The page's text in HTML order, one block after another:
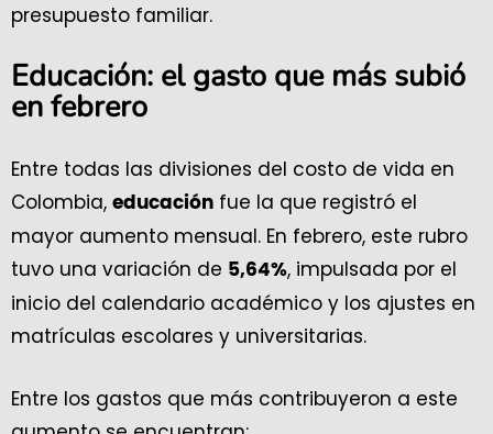
presupuesto familiar.
Educación: el gasto que más subió
en febrero
Entre todas las divisiones del costo de vida en
Colombia, educación fue la que registró el
mayor aumento mensual. En febrero, este rubro
tuvo una variación de 5,64%, impulsada por el
inicio del calendario académico y los ajustes en
matrículas escolares y universitarias.
Entre los gastos que más contribuyeron a este